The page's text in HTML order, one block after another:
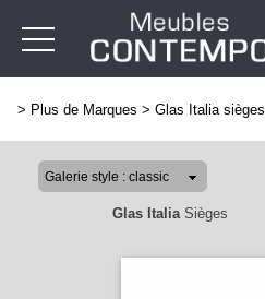
> Plus de Marques > Glas Italia sièges
Glas ItaliaSièges